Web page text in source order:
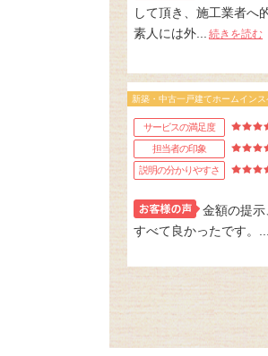
して頂き、施工業者へ
素人には外...
続きを読む
サービスの満足度
担当者の印象
説明の分かりやすさ
新築・中古一戸建てホームインス
金額の提
すべて良かったです。...